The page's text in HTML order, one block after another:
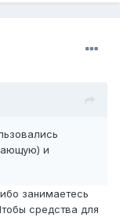
и
занимаетесь
средства для